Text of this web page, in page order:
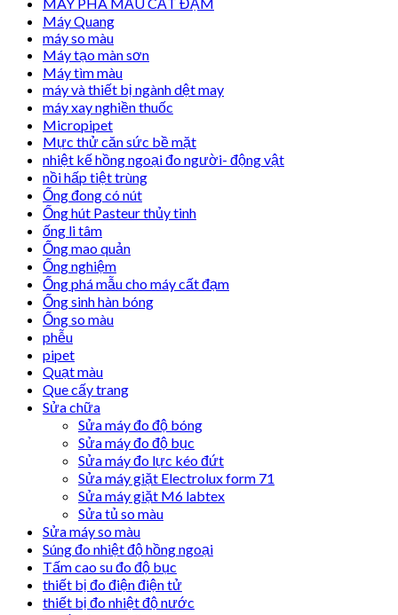
MÁY PHÁ MẪU CẤT ĐẠM
Máy Quang
máy so màu
Máy tạo màn sơn
Máy tìm màu
máy và thiết bị ngành dệt may
máy xay nghiền thuốc
Micropipet
Mực thử căn sức bề mặt
nhiệt kế hồng ngoại đo người- động vật
nồi hấp tiệt trùng
Ống đong có nút
Ống hút Pasteur thủy tinh
ống li tâm
Ống mao quản
Ống nghiệm
Ống phá mẫu cho máy cất đạm
Ống sinh hàn bóng
Ống so màu
phễu
pipet
Quạt màu
Que cấy trang
Sửa chữa
Sửa máy đo độ bóng
Sửa máy đo độ bục
Sửa máy đo lực kéo đứt
Sửa máy giặt Electrolux form 71
Sửa máy giặt M6 labtex
Sửa tủ so màu
Sửa máy so màu
Súng đo nhiệt độ hồng ngoại
Tấm cao su đo độ bục
thiết bị đo điện điện tử
thiết bị đo nhiệt độ nước